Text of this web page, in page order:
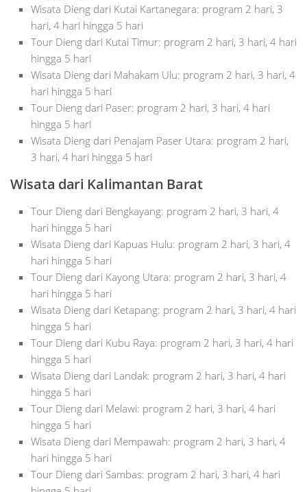
Wisata Dieng dari Kutai Kartanegara: program 2 hari, 3
hari, 4 hari hingga 5 hari
Tour Dieng dari Kutai Timur: program 2 hari, 3 hari, 4 hari
hingga 5 hari
Wisata Dieng dari Mahakam Ulu: program 2 hari, 3 hari, 4
hari hingga 5 hari
Tour Dieng dari Paser: program 2 hari, 3 hari, 4 hari
hingga 5 hari
Wisata Dieng dari Penajam Paser Utara: program 2 hari,
3 hari, 4 hari hingga 5 hari
Wisata dari Kalimantan Barat
Tour Dieng dari Bengkayang: program 2 hari, 3 hari, 4
hari hingga 5 hari
Wisata Dieng dari Kapuas Hulu: program 2 hari, 3 hari, 4
hari hingga 5 hari
Tour Dieng dari Kayong Utara: program 2 hari, 3 hari, 4
hari hingga 5 hari
Wisata Dieng dari Ketapang: program 2 hari, 3 hari, 4 hari
hingga 5 hari
Tour Dieng dari Kubu Raya: program 2 hari, 3 hari, 4 hari
hingga 5 hari
Wisata Dieng dari Landak: program 2 hari, 3 hari, 4 hari
hingga 5 hari
Tour Dieng dari Melawi: program 2 hari, 3 hari, 4 hari
hingga 5 hari
Wisata Dieng dari Mempawah: program 2 hari, 3 hari, 4
hari hingga 5 hari
Tour Dieng dari Sambas: program 2 hari, 3 hari, 4 hari